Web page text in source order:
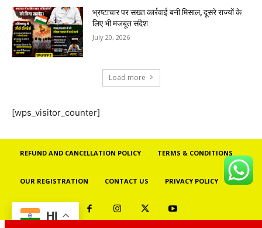
भ्रष्टाचार पर सख्त कार्रवाई बनी मिसाल, दूसरे राज्यों के
लिए भी मजबूत संदेश
July 20, 2026
Load more
[wps_visitor_counter]
REFUND AND CANCELLATION POLICY TERMS & CONDITIONS
OUR REGISTRATION CONTACT US PRIVACY POLICY
HI